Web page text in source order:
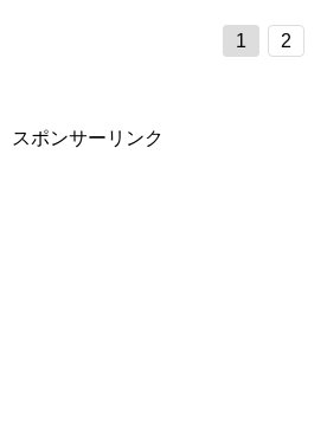
1 2
スポンサーリンク